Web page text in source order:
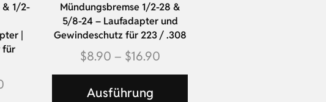
1/2-
|
für
Mündungsbremse 1/2-28 &
5/8-24 – Laufadapter und
Gewindeschutz für 223 / .308
$8.90 – $16.90
Ausführung